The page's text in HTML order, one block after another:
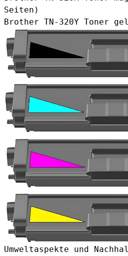
Seiten)
Brother TN-320Y Toner
Umweltaspekte und